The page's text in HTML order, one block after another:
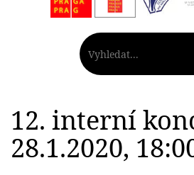
12. interní
28.1.2020,